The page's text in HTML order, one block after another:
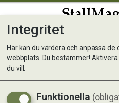
Stängselstolpe
250cm
Integritet
Här kan du värdera och anpassa de
webbplats. Du bestämmer!
du vill.
Funktionella